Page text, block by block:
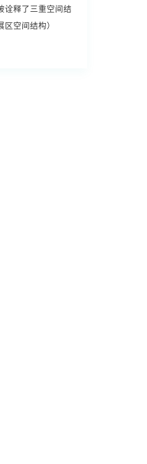
诠释了三重空间结
空间结构）